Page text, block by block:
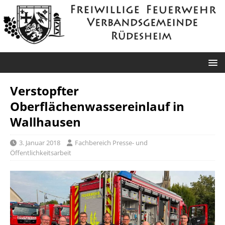
Verstopfter
Oberflächenwassereinlauf in
Wallhausen
3. Januar 2018
Fachbereich Presse- und
Öffentlichkeitsarbeit